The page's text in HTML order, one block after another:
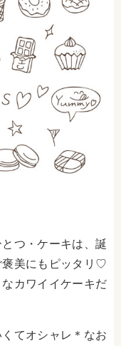
つ・ケーキは、誕
褒美にもピッタリ♡
カワイイケーキだ
てオシャレ＊なお